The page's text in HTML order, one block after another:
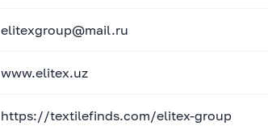
elitexgroup@mail.ru
www.elitex.uz
https://textilefinds.com/elitex-group